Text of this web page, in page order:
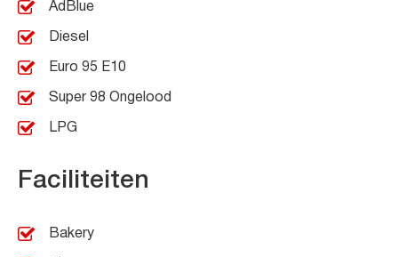
AdBlue
Diesel
Euro 95 E10
Super 98 Ongelood
LPG
Faciliteiten
Bakery